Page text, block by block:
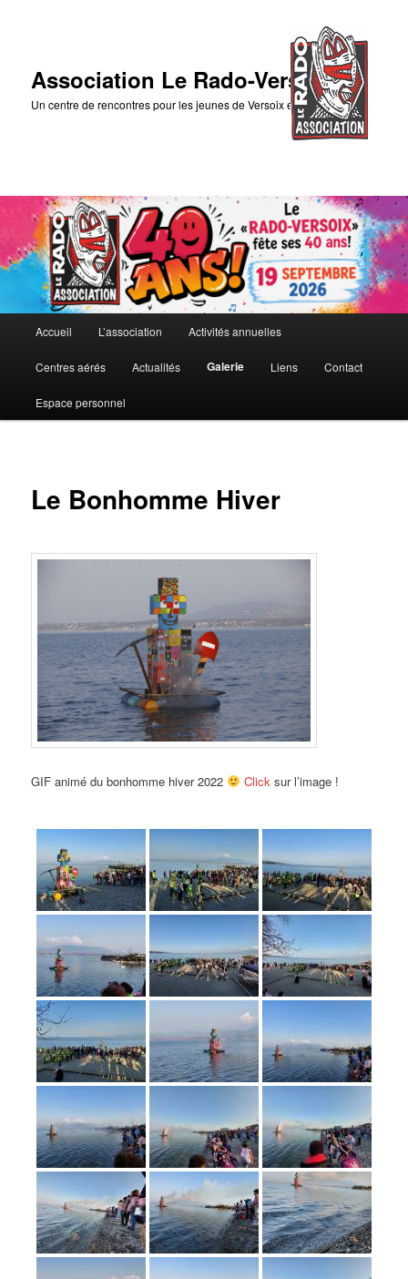
Association Le Rado-Versoix
Un centre de rencontres pour les jeunes de Versoix et des environs
principal
Aller
au
contenu
Accueil L’association Activités annuelles
Centres aérés Actualités Galerie Liens Contact
Espace personnel
Le Bonhomme Hiver
GIF animé du bonhomme hiver 2022 Clicksur l’image !